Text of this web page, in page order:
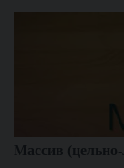
Массив